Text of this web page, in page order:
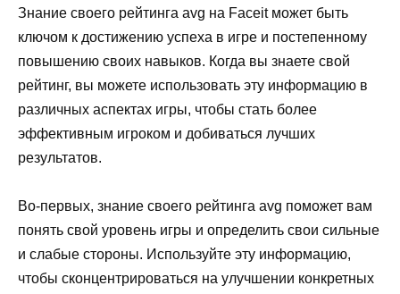
Знание своего рейтинга avg на Faceit может быть
ключом к достижению успеха в игре и постепенному
повышению своих навыков. Когда вы знаете свой
рейтинг, вы можете использовать эту информацию в
различных аспектах игры, чтобы стать более
эффективным игроком и добиваться лучших
результатов.
Во-первых, знание своего рейтинга avg поможет вам
понять свой уровень игры и определить свои сильные
и слабые стороны. Используйте эту информацию,
чтобы сконцентрироваться на улучшении конкретных